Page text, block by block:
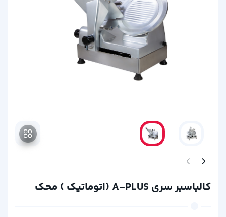
کالباسبر سری A-PLUS (اتوماتیک ) محک